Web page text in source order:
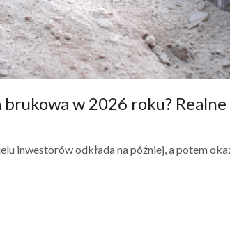
w 2026 roku? Realne
inwestorów odkłada na później, a potem